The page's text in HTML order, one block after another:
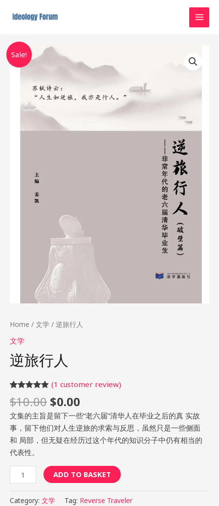
Sale!
Home / 文学 / 逆旅行人
文学
逆旅行人
out of 5
customer
rating
(1 customer review)
$10.00
Original
price
$10.00.
$0.00
price
is:
$0.00.
文集的主旨是留下一些“老六届”清华人在毕业之后的真 实故
事，留下他们对人生逆旅的求索与反思，虽然只是一些侧面
和 局部，但无疑在经历过这个年代的知识分子中仍有相当的
代表性。
逆
旅
quantity
ADD TO BASKET
Category: 文学 Tag: Reverse Traveler